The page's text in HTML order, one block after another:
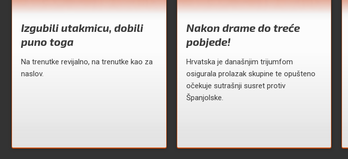
Izgubili utakmicu, dobili
puno toga
Na trenutke revijalno, na trenutke kao za
naslov.
Nakon drame do treće
pobjede!
Hrvatska je današnjim trijumfom
osigurala prolazak skupine te opušteno
očekuje sutrašnji susret protiv
Španjolske.